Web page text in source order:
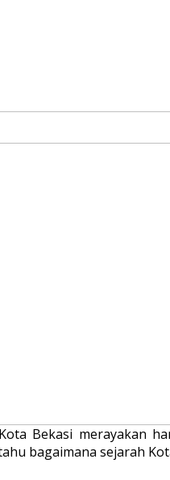
Bekasi merayakan
bagaimana sejarah